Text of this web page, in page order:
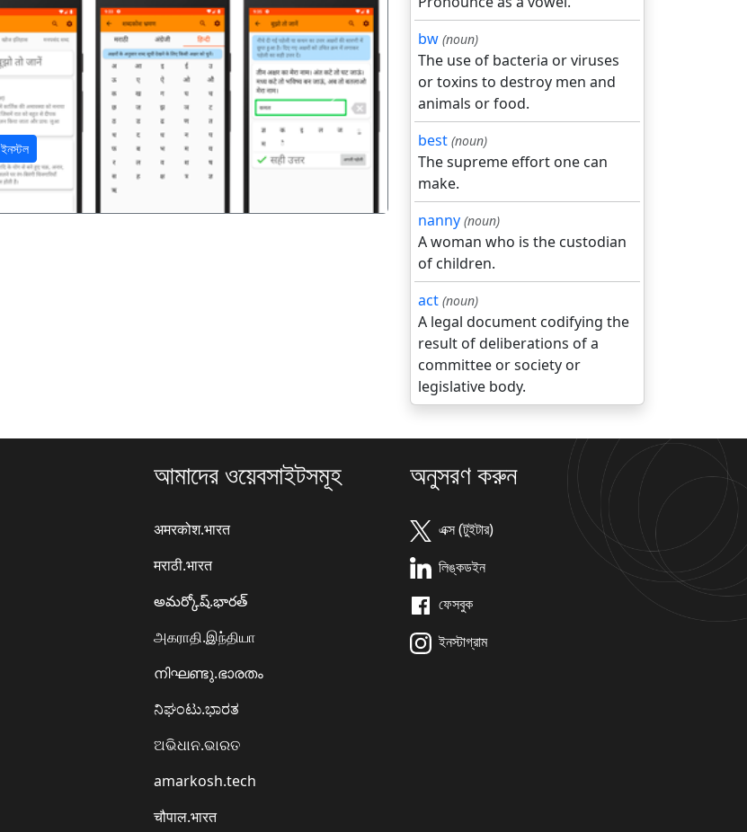
ইনস্টল
अगला
bw (noun)
The use of bacteria or viruses
or toxins to destroy men and
animals or food.
best (noun)
The supreme effort one can
make.
nanny (noun)
A woman who is the custodian
of children.
act (noun)
A legal document codifying the
result of deliberations of a
committee or society or
legislative body.
আমাদের ওয়েবসাইটসমূহ
अमरकोश.भारत
मराठी.भारत
అమర్కోష్.భారత్
அகராதி.இந்தியா
നിഘണ്ടു.ഭാരതം
ನಿಘಂಟು.ಭಾರತ
ଅଭିଧାନ.ଭାରତ
amarkosh.tech
चौपाल.भारत
অনুসরণ করুন
এক্স (টুইটার)
লিঙ্কডইন
ফেসবুক
ইনস্টাগ্রাম